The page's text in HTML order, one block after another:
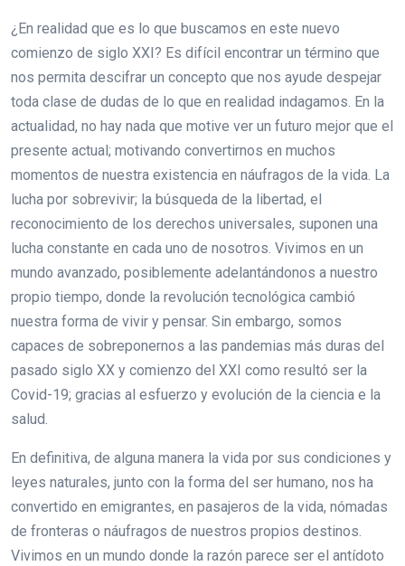
¿En realidad que es lo que buscamos en este nuevo
comienzo de siglo XXI? Es difícil encontrar un término que
nos permita descifrar un concepto que nos ayude despejar
toda clase de dudas de lo que en realidad indagamos. En la
actualidad, no hay nada que motive ver un futuro mejor que el
presente actual; motivando convertirnos en muchos
momentos de nuestra existencia en náufragos de la vida. La
lucha por sobrevivir; la búsqueda de la libertad, el
reconocimiento de los derechos universales, suponen una
lucha constante en cada uno de nosotros. Vivimos en un
mundo avanzado, posiblemente adelantándonos a nuestro
propio tiempo, donde la revolución tecnológica cambió
nuestra forma de vivir y pensar. Sin embargo, somos
capaces de sobreponernos a las pandemias más duras del
pasado siglo XX y comienzo del XXI como resultó ser la
Covid-19; gracias al esfuerzo y evolución de la ciencia e la
salud.
En definitiva, de alguna manera la vida por sus condiciones y
leyes naturales, junto con la forma del ser humano, nos ha
convertido en emigrantes, en pasajeros de la vida, nómadas
de fronteras o náufragos de nuestros propios destinos.
Vivimos en un mundo donde la razón parece ser el antídoto